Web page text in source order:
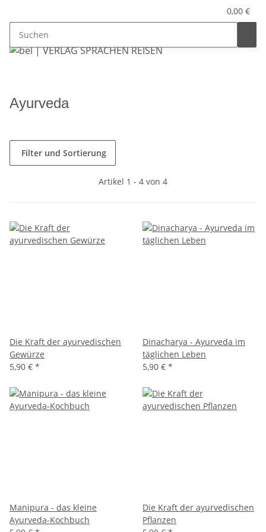
0,00 €
Ayurveda
Filter und Sortierung
Artikel 1 - 4 von 4
Die Kraft der ayurvedischen
Gewürze
5,90 € *
Dinacharya - Ayurveda im
täglichen Leben
5,90 € *
Manipura - das kleine
Ayurveda-Kochbuch
Die Kraft der ayurvedischen
Pflanzen